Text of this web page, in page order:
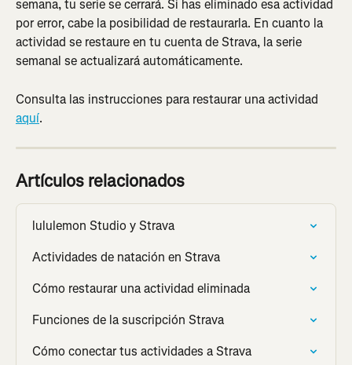
semana, tu serie se cerrará. Si has eliminado esa actividad
por error, cabe la posibilidad de restaurarla. En cuanto la
actividad se restaure en tu cuenta de Strava, la serie
semanal se actualizará automáticamente.
Consulta las instrucciones para restaurar una actividad
aquí.
Artículos relacionados
lululemon Studio y Strava
Actividades de natación en Strava
Cómo restaurar una actividad eliminada
Funciones de la suscripción Strava
Cómo conectar tus actividades a Strava